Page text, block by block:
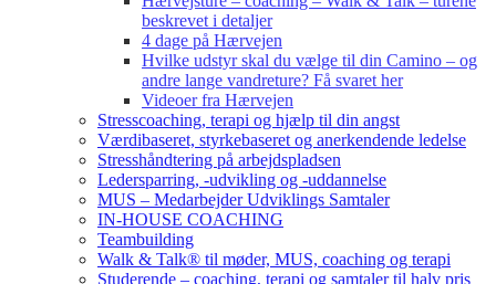
beskrevet i detaljer
4 dage på Hærvejen
Hvilke udstyr skal du vælge til din Camino – og
andre lange vandreture? Få svaret her
Videoer fra Hærvejen
Stresscoaching, terapi og hjælp til din angst
Værdibaseret, styrkebaseret og anerkendende ledelse
Stresshåndtering på arbejdspladsen
Ledersparring, -udvikling og -uddannelse
MUS – Medarbejder Udviklings Samtaler
IN-HOUSE COACHING
Teambuilding
Walk & Talk® til møder, MUS, coaching og terapi
Studerende – coaching, terapi og samtaler til halv pris